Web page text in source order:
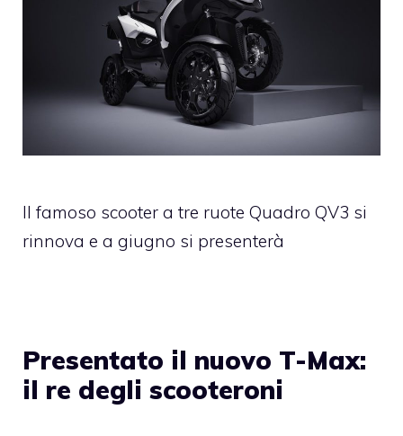
Il famoso scooter a tre ruote Quadro QV3 si
rinnova e a giugno si presenterà
Presentato il nuovo T-Max:
il re degli scooteroni